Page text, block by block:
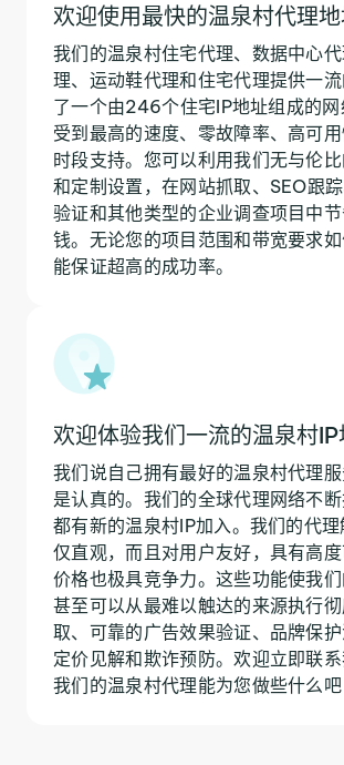
欢迎使用最快的温泉村代理
我们的温泉村住宅代理、数据中心
理、运动鞋代理和住宅代理提供一
了一个由246个住宅IP地址组成的
受到最高的速度、零故障率、高可
时段支持。您可以利用我们无与伦
和定制设置，在网站抓取、SEO跟
验证和其他类型的企业调查项目中
钱。无论您的项目范围和带宽要求
能保证超高的成功率。
欢迎体验我们一流的温泉村IP
我们说自己拥有最好的温泉村代理服
是认真的。我们的全球代理网络不
都有新的温泉村IP加入。我们的代
仅直观，而且对用户友好，具有高度
价格也极具竞争力。这些功能使我
甚至可以从最难以触达的来源执行
取、可靠的广告效果验证、品牌保
定价见解和欺诈预防。欢迎立即联
我们的温泉村代理能为您做些什么吧